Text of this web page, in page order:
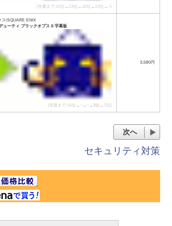
[先週まで:12位→13位→10位→13位→−]
ス/SQUARE ENIX
ューティ ブラックオプス II 字幕版
[先週まで:16位→−→−→3位 →7位]
3,580円
次へ
セキュリティ対策